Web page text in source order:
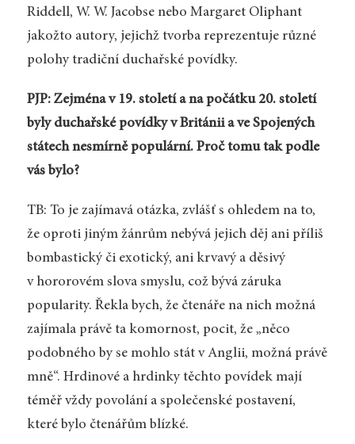
Riddell, W. W. Jacobse nebo Margaret Oliphant
jakožto autory, jejichž tvorba reprezentuje různé
polohy tradiční duchařské povídky.
PJP: Zejména v 19. století a na počátku 20. století
byly duchařské povídky v Británii a ve Spojených
státech nesmírně populární. Proč tomu tak podle
vás bylo?
TB: To je zajímavá otázka, zvlášť s ohledem na to,
že oproti jiným žánrům nebývá jejich děj ani příliš
bombastický či exotický, ani krvavý a děsivý
v hororovém slova smyslu, což bývá záruka
popularity. Řekla bych, že čtenáře na nich možná
zajímala právě ta komornost, pocit, že „něco
podobného by se mohlo stát v Anglii, možná právě
mně“. Hrdinové a hrdinky těchto povídek mají
téměř vždy povolání a společenské postavení,
které bylo čtenářům blízké.